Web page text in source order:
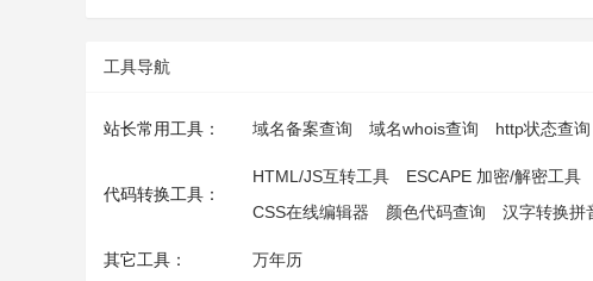
工具导航
站长常用工具： 域名备案查询 域名whois查询 http状态查询
代码转换工具：
HTML/JS互转工具 ESCAPE 加密/解密工具
CSS在线编辑器
颜色代码查询 汉字转换拼
其它工具： 万年历